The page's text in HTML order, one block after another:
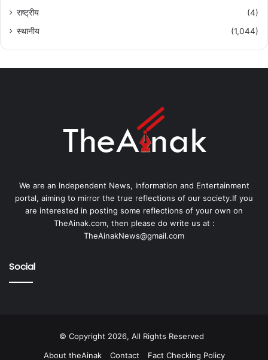
राष्ट्रीय
(4)
स्थानीय
(1,044)
We are an Independent News, Information and Entertainment
portal, aiming to mirror the true reflections of our society.If you
are interested in posting some reflections of your own on
TheAinak.com, then please do write us at :
TheAinakNews@gmail.com
Social
© Copyright 2026, All Rights Reserved
About theAinak
Contact Fact Checking Policy